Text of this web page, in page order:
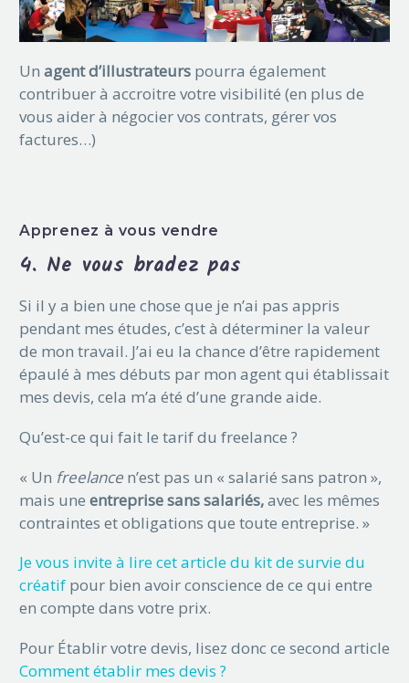
Un agent d’illustrateurs pourra également
contribuer à accroitre votre visibilité (en plus de
vous aider à négocier vos contrats, gérer vos
factures…)
Apprenez à vous vendre
4. Ne vous bradez pas
Si il y a bien une chose que je n’ai pas appris
pendant mes études, c’est à déterminer la valeur
de mon travail. J’ai eu la chance d’être rapidement
épaulé à mes débuts par mon agent qui établissait
mes devis, cela m’a été d’une grande aide.
Qu’est-ce qui fait le tarif du freelance ?
« Un freelance n’est pas un « salarié sans patron »,
mais une entreprise sans salariés,avec les mêmes
contraintes et obligations que toute entreprise. »
Je vous invite à lire cet article du kit de survie du
créatif pour bien avoir conscience de ce qui entre
en compte dans votre prix.
Pour Établir votre devis, lisez donc ce second article
Comment établir mes devis ?